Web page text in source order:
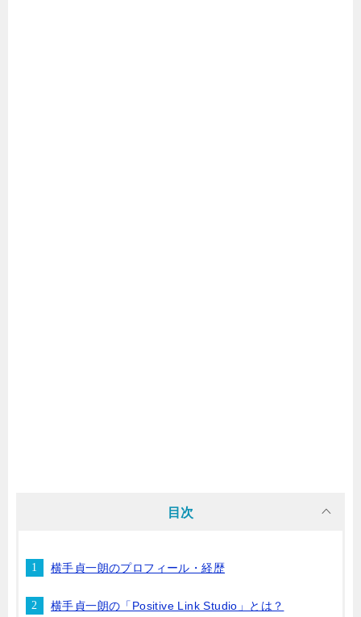
目次
横手貞一朗のプロフィール・経歴
横手貞一朗の「Positive Link Studio」とは？